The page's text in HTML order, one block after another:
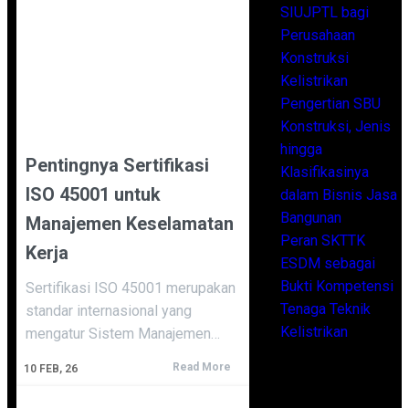
Pentingnya Sertifikasi
ISO 45001 untuk
Manajemen Keselamatan
Kerja
10 FEB, 26
Sertifikasi ISO 45001 merupakan
standar internasional yang
mengatur Sistem Manajemen…
Read More
SIUJPTL bagi
Perusahaan
Konstruksi
Kelistrikan
Pengertian SBU
Konstruksi, Jenis
hingga
Klasifikasinya
dalam Bisnis Jasa
Bangunan
Peran SKTTK
ESDM sebagai
Bukti Kompetensi
Tenaga Teknik
Kelistrikan